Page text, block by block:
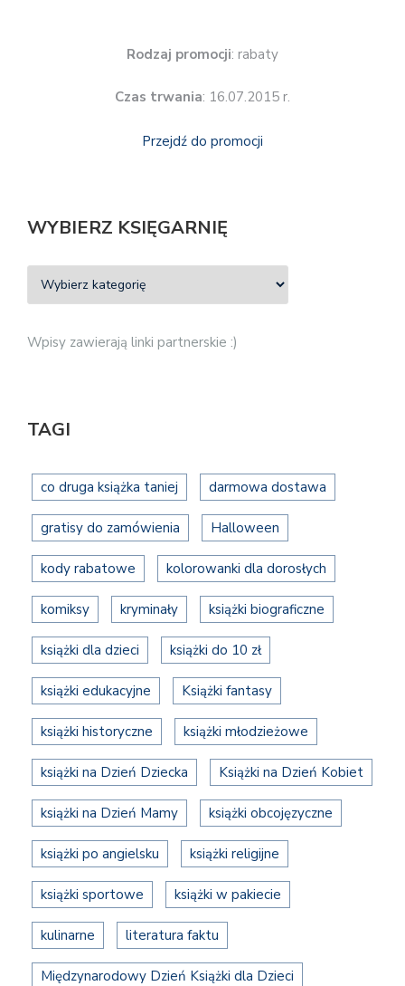
Rodzaj promocji: rabaty
Czas trwania: 16.07.2015 r.
Przejdź do promocji
WYBIERZ KSIĘGARNIĘ
Wpisy zawierają linki partnerskie :)
TAGI
co druga książka taniej darmowa dostawa
gratisy do zamówienia Halloween
kody rabatowe kolorowanki dla dorosłych
komiksy kryminały książki biograficzne
książki dla dzieci książki do 10 zł
książki edukacyjne Książki fantasy
książki historyczne książki młodzieżowe
książki na Dzień Dziecka Książki na Dzień Kobiet
książki na Dzień Mamy książki obcojęzyczne
książki po angielsku książki religijne
książki sportowe książki w pakiecie
kulinarne literatura faktu
Międzynarodowy Dzień Książki dla Dzieci